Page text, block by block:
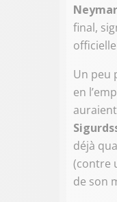
Neymar
final,
Un peu
en
déjà
(contre
de son